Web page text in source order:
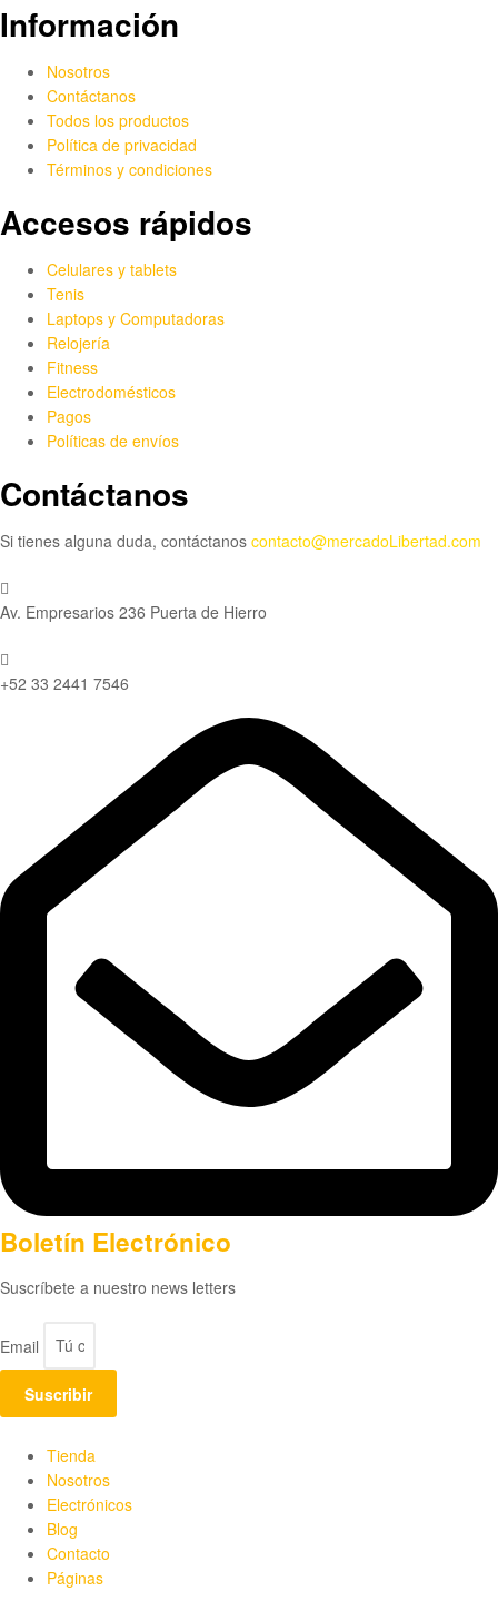
Información
Nosotros
Contáctanos
Todos los productos
Política de privacidad
Términos y condiciones
Accesos rápidos
Celulares y tablets
Tenis
Laptops y Computadoras
Relojería
Fitness
Electrodomésticos
Pagos
Políticas de envíos
Contáctanos
Si tienes alguna duda, contáctanos contacto@mercadoLibertad.com
Av. Empresarios 236 Puerta de Hierro
+52 33 2441 7546
Boletín Electrónico
Suscríbete a nuestro news letters
Email
Suscribir
Tienda
Nosotros
Electrónicos
Blog
Contacto
Páginas